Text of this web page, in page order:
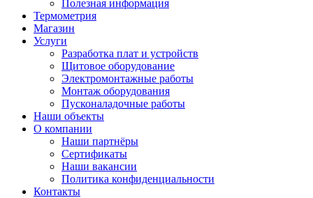
Полезная информация
Термометрия
Магазин
Услуги
Разработка плат и устройств
Щитовое оборудование
Электромонтажные работы
Монтаж оборудования
Пусконаладочные работы
Наши объекты
О компании
Наши партнёры
Сертификаты
Наши вакансии
Политика конфиденциальности
Контакты